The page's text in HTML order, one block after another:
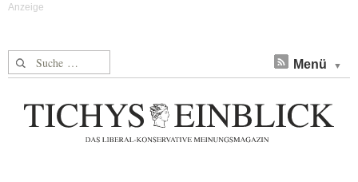
Suche nach: Menü